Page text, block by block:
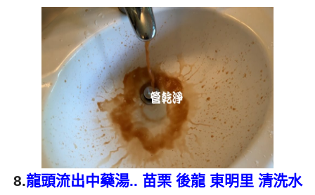
15分，開啟 水管清洗機 ，啟動 螺旋波 模式，剛開始
流出髒水，顏色越來越深，源源不絕，兩個多小時
後，熱水出水量恢復正常了。 如是自來水，如水管
老化，會產生鐵鏽跟泥沙堆積，洗出來的水就會是咖
啡色，地下水含有氧化錳，管壁上會結成黑色管垢，
洗出來的水會跟石油一樣黑，有些洗出綠色的水，是
因為裡面有銅的物質，...
8.龍頭流出中藥湯.. 苗栗 後龍 東明里 清洗水